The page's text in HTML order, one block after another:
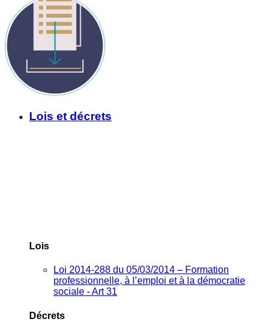
Lois et décrets
Lois
Loi 2014-288 du 05/03/2014 – Formation
professionnelle, à l’emploi et à la démocratie
sociale - Art 31
Décrets